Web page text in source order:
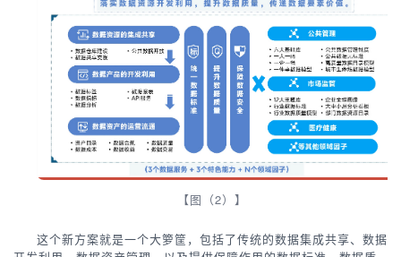
【图（2）】
这个新方案就是一个大箩筐，包括了传统的数据集成共享、数据